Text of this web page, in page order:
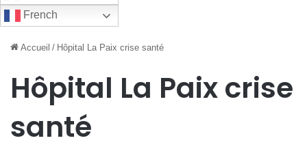
French
Accueil / Hôpital La Paix crise santé
Hôpital La Paix crise
santé